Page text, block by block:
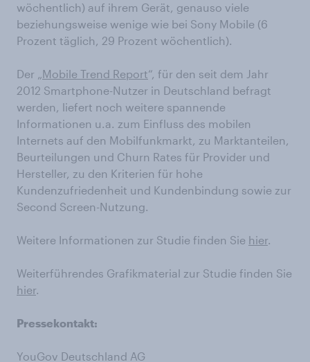
wöchentlich) auf ihrem Gerät, genauso viele
beziehungsweise wenige wie bei Sony Mobile (6
Prozent täglich, 29 Prozent wöchentlich).
Der „Mobile Trend Report“, für den seit dem Jahr
2012 Smartphone-Nutzer in Deutschland befragt
werden, liefert noch weitere spannende
Informationen u.a. zum Einfluss des mobilen
Internets auf den Mobilfunkmarkt, zu Marktanteilen,
Beurteilungen und Churn Rates für Provider und
Hersteller, zu den Kriterien für hohe
Kundenzufriedenheit und Kundenbindung sowie zur
Second Screen-Nutzung.
Weitere Informationen zur Studie finden Sie hier.
Weiterführendes Grafikmaterial zur Studie finden Sie
hier.
Pressekontakt:
YouGov Deutschland AG